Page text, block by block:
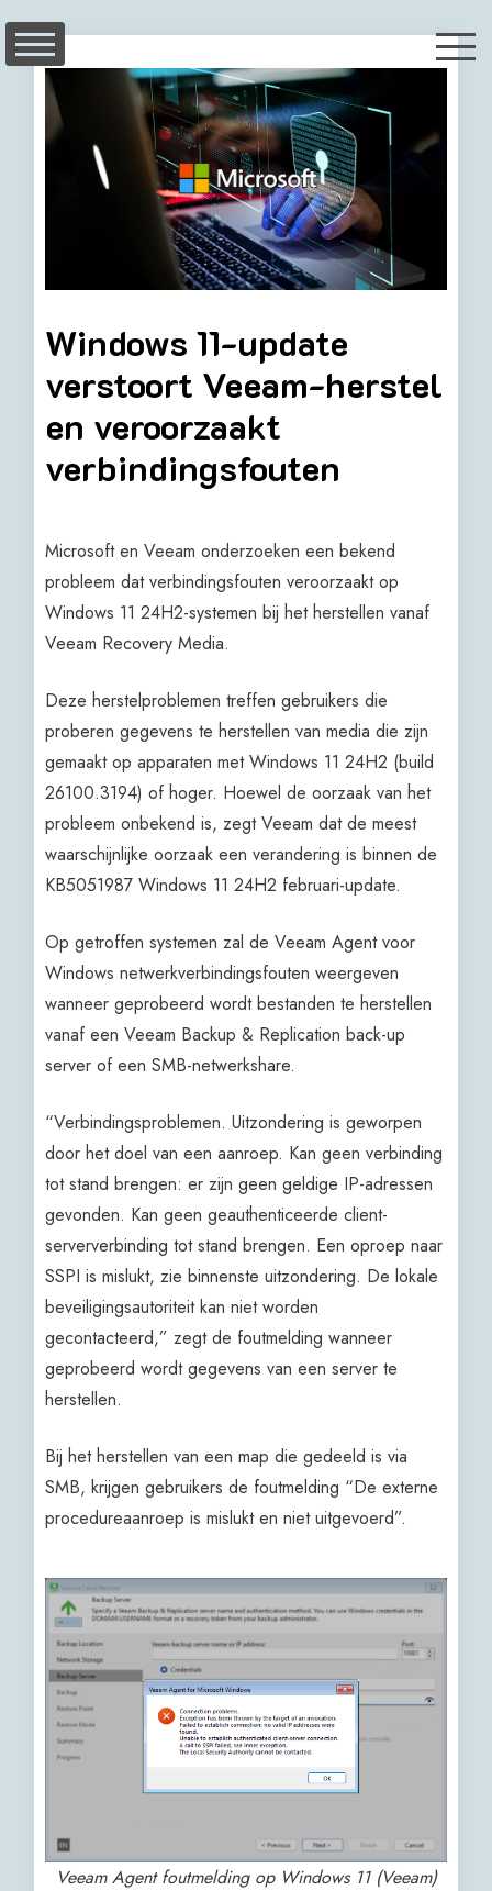
content
Windows 11-update
verstoort Veeam-herstel
en veroorzaakt
verbindingsfouten
Microsoft en Veeam onderzoeken een bekend
probleem dat verbindingsfouten veroorzaakt op
Windows 11 24H2-systemen bij het herstellen vanaf
Veeam Recovery Media.
Deze herstelproblemen treffen gebruikers die
proberen gegevens te herstellen van media die zijn
gemaakt op apparaten met Windows 11 24H2 (build
26100.3194) of hoger. Hoewel de oorzaak van het
probleem onbekend is, zegt Veeam dat de meest
waarschijnlijke oorzaak een verandering is binnen de
KB5051987 Windows 11 24H2 februari-update.
Op getroffen systemen zal de Veeam Agent voor
Windows netwerkverbindingsfouten weergeven
wanneer geprobeerd wordt bestanden te herstellen
vanaf een Veeam Backup & Replication back-up
server of een SMB-netwerkshare.
“Verbindingsproblemen. Uitzondering is geworpen
door het doel van een aanroep. Kan geen verbinding
tot stand brengen: er zijn geen geldige IP-adressen
gevonden. Kan geen geauthenticeerde client-
serververbinding tot stand brengen. Een oproep naar
SSPI is mislukt, zie binnenste uitzondering. De lokale
beveiligingsautoriteit kan niet worden
gecontacteerd,” zegt de foutmelding wanneer
geprobeerd wordt gegevens van een server te
herstellen.
Bij het herstellen van een map die gedeeld is via
SMB, krijgen gebruikers de foutmelding “De externe
procedureaanroep is mislukt en niet uitgevoerd”.
Veeam Agent foutmelding op Windows 11 (Veeam)